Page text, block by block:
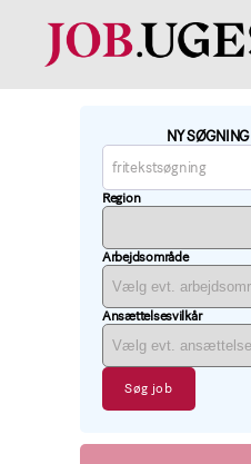
job.ugeskriftet.dk
NY SØGNING
Region
Arbejdsområde
Ansættelsesvilkår